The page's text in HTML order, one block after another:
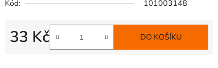
Kód:
101003148
33 Kč
Měrná cena:
DO KOŠÍKU